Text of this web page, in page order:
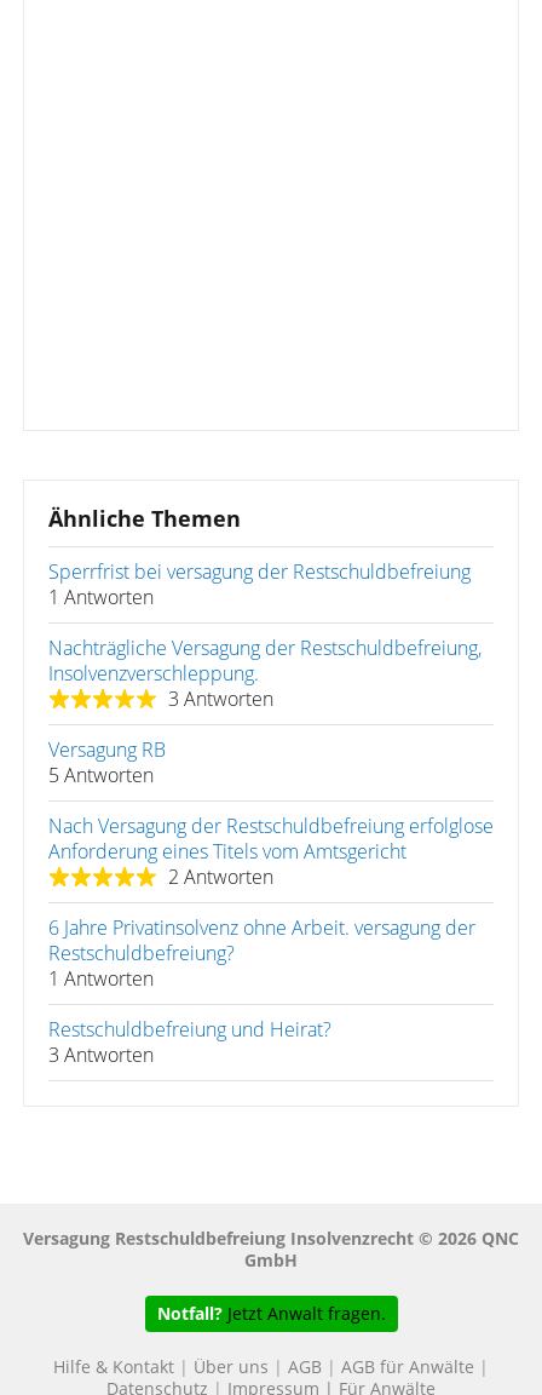
Ähnliche Themen
Sperrfrist bei versagung der Restschuldbefreiung
1 Antworten
Nachträgliche Versagung der Restschuldbefreiung,
Insolvenzverschleppung.
3 Antworten
Versagung RB
5 Antworten
Nach Versagung der Restschuldbefreiung erfolglose
Anforderung eines Titels vom Amtsgericht
2 Antworten
6 Jahre Privatinsolvenz ohne Arbeit. versagung der
Restschuldbefreiung?
1 Antworten
Restschuldbefreiung und Heirat?
3 Antworten
Versagung Restschuldbefreiung Insolvenzrecht © 2026 QNC
GmbH
Notfall? Jetzt Anwalt fragen.
Hilfe & Kontakt | Über uns | AGB | AGB für Anwälte |
Datenschutz | Impressum | Für Anwälte